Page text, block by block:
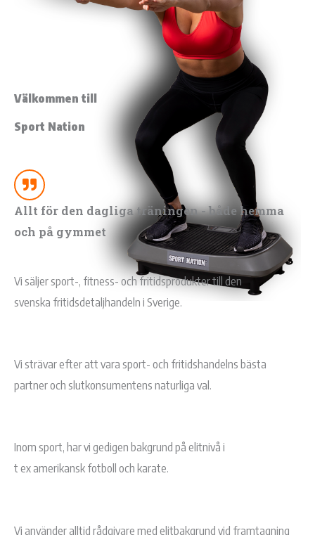
Välkommen till
Sport Nation
Allt för den dagliga träningen - både hemma
och på gymmet
Vi säljer sport-, fitness- och fritidsprodukter till den
svenska fritidsdetaljhandeln i Sverige.
Vi strävar efter att vara sport- och fritidshandelns bästa
partner och slutkonsumentens naturliga val.
Inom sport, har vi gedigen bakgrund på elitnivå i
t ex amerikansk fotboll och karate.
Vi använder alltid rådgivare med elitbakgrund vid framtagning